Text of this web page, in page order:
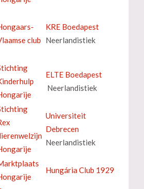
club
KRE Boedapest
Neerlandistiek
ELTE Boedapest
Neerlandistiek
Universiteit
Debrecen
Neerlandistiek
Hungária Club 1929